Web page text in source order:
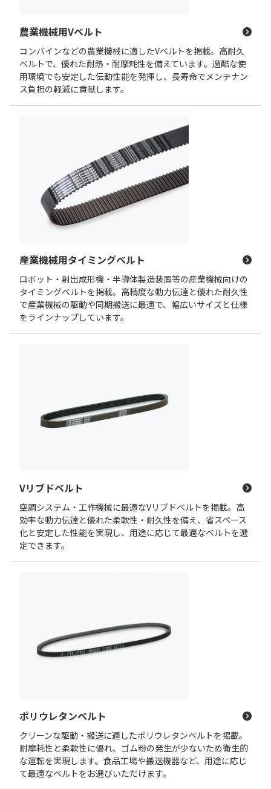
農業機械用Vベルト
コンバインなどの農業機械に適したVベルトを掲載。高耐久
ベルトで、優れた耐熱・耐摩耗性を備えています。過酷な使
用環境でも安定した伝動性能を発揮し、長寿命でメンテナン
ス負担の軽減に貢献します。
産業機械用タイミングベルト
ロボット・射出成形機・半導体製造装置等の産業機械向けの
タイミングベルトを掲載。高精度な動力伝達と優れた耐久性
で産業機械の駆動や同期搬送に最適で、幅広いサイズと仕様
をラインナップしています。
Vリブドベルト
空調システム・工作機械に最適なVリブドベルトを掲載。高
効率な動力伝達と優れた柔軟性・耐久性を備え、省スペース
化と安定した性能を実現し、用途に応じて最適なベルトを選
定できます。
ポリウレタンベルト
クリーンな駆動・搬送に適したポリウレタンベルトを掲載。
耐摩耗性と柔軟性に優れ、ゴム粉の発生が少ないため衛生的
な運転を実現します。食品工場や搬送機器など、用途に応じ
て最適なベルトをお選びいただけます。